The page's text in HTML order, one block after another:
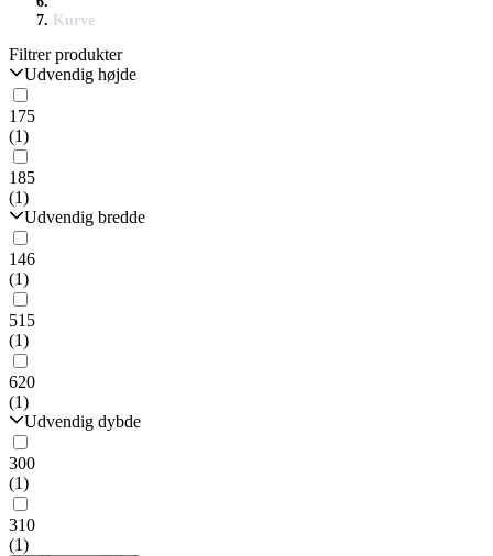
Kurve
Filtrer produkter
Udvendig højde
175
(1)
185
(1)
Udvendig bredde
146
(1)
515
(1)
620
(1)
Udvendig dybde
300
(1)
310
(1)